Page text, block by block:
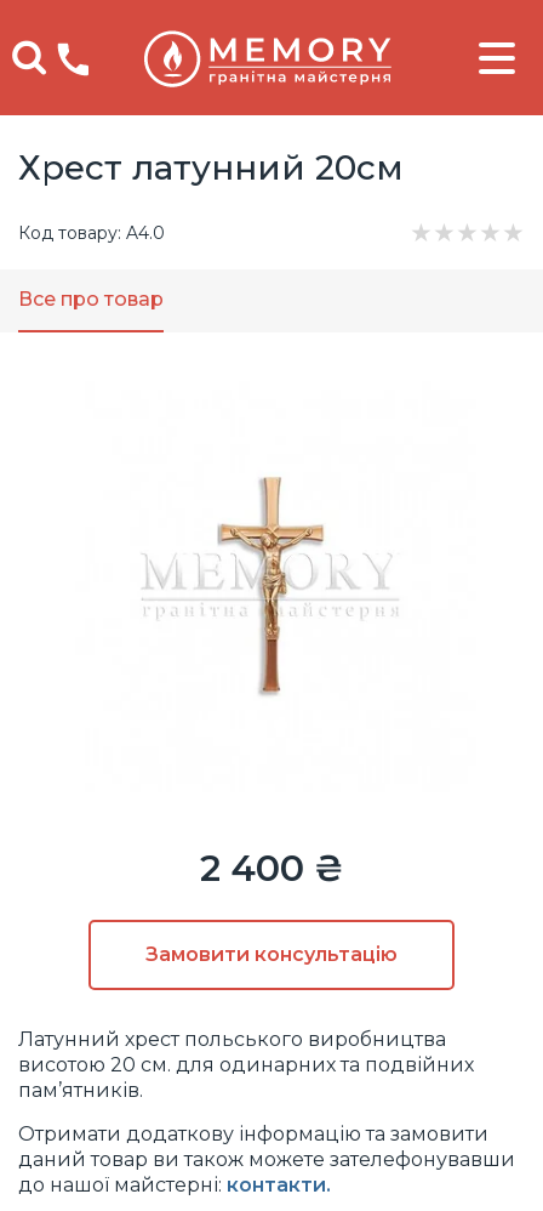
Телефоны
Хрест латунний 20см
Код товару: A4.0 ★ ★ ★ ★ ★
Все про товар
2 400 ₴
Замовити консультацію
Латунний хрест польського виробництва
висотою 20 см. для одинарних та подвійних
пам’ятників.
Отримати додаткову інформацію та замовити
даний товар ви також можете зателефонувавши
до нашої майстерні: контакти.